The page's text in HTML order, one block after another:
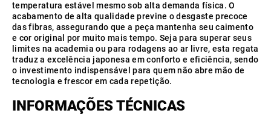
temperatura estável mesmo sob alta demanda física. O
acabamento de alta qualidade previne o desgaste precoce
das fibras, assegurando que a peça mantenha seu caimento
e cor original por muito mais tempo. Seja para superar seus
limites na academia ou para rodagens ao ar livre, esta regata
traduz a excelência japonesa em conforto e eficiência, sendo
o investimento indispensável para quem não abre mão de
tecnologia e frescor em cada repetição.
INFORMAÇÕES TÉCNICAS